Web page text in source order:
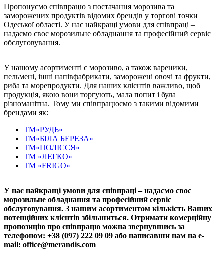
Пропонуємо співпрацю з постачання морозива та
заморожених продуктів відомих брендів у торгові точки
Одеської області. У нас найкращі умови для співпраці –
надаємо своє морозильне обладнання та професійний сервіс
обслуговування.
У нашому асортименті є морозиво, а також вареники,
пельмені, інші напівфабрикати, заморожені овочі та фрукти,
риба та морепродукти. Для наших клієнтів важливо, щоб
продукція, якою вони торгують, мала попит і була
різноманітна. Тому ми співпрацюємо з такими відомими
брендами як:
ТМ«РУДЬ»
ТМ«БІЛА БЕРЕЗА»
ТМ«ПОЛІССЯ»
ТМ «ЛЕГКО»
ТМ «FRIGO»
У нас найкращі умови для співпраці – надаємо своє
морозильне обладнання та професійний сервіс
обслуговування. З нашим асортиментом кількість Ваших
потенційних клієнтів збільшиться. Отримати комерційну
пропозицію про співпрацю можна звернувшись за
телефоном: +38 (097) 222 09 09 або написавши нам на e-
mail: office@merandis.com